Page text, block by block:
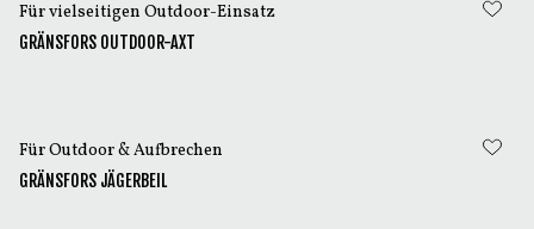
Für vielseitigen Outdoor-Einsatz
GRÄNSFORS OUTDOOR-AXT
Für Outdoor & Aufbrechen
GRÄNSFORS JÄGERBEIL